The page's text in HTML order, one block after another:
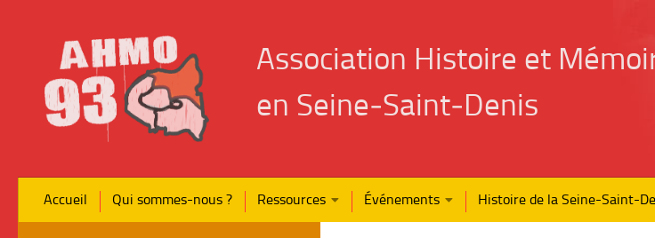
Association Histoire et
en Seine‑Saint‑Denis
Accueil Qui sommes-nous ? Ressources Événements Histoire de la Seine-Saint-